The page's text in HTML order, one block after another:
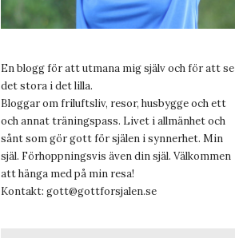
En blogg för att utmana mig själv och för att se
det stora i det lilla.
Bloggar om friluftsliv, resor, husbygge och ett
och annat träningspass. Livet i allmänhet och
sånt som gör gott för själen i synnerhet. Min
själ. Förhoppningsvis även din själ. Välkommen
att hänga med på min resa!
Kontakt: gott@gottforsjalen.se